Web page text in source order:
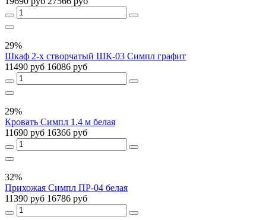
29%
Шкаф 2-х створчатый ШК-03 Симпл графит
11490 руб 16086 руб
29%
Кровать Симпл 1.4 м белая
11690 руб 16366 руб
32%
Прихожая Симпл ПР-04 белая
11390 руб 16786 руб